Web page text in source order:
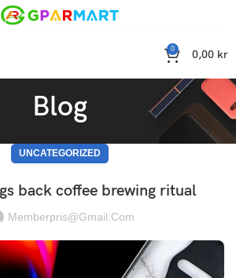
0 0,00 kr
Blog
UNCATEGORIZED
back coffee brewing ritual
Memberpris@gmail.com